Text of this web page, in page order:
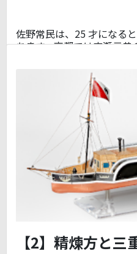
佐野常民は、25 才になる
ちます。京都では広瀬元
【2】精煉方と三